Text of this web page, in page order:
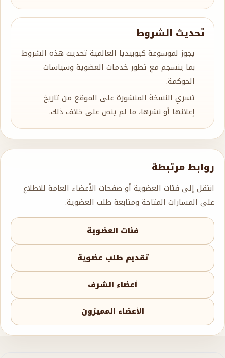
تحديث الشروط
يجوز لموسوعة كيوبيديا العالمية تحديث هذه الشروط
بما ينسجم مع تطور خدمات العضوية وسياسات
الحوكمة.
تسري النسخة المنشورة على الموقع من تاريخ
إعلانها أو نشرها، ما لم ينص على خلاف ذلك.
روابط مرتبطة
انتقل إلى فئات العضوية أو صفحات الأعضاء العامة للاطلاع
على المسارات المتاحة ومتابعة طلب العضوية.
فئات العضوية
تقديم طلب عضوية
أعضاء الشرف
الأعضاء المميزون